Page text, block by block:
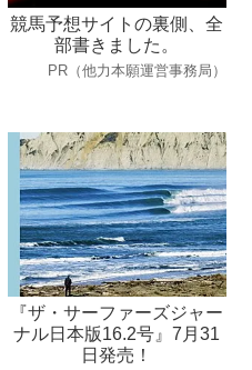
競馬予想サイトの裏側、全
部書きました。
PR（他力本願運営事務局）
『ザ・サーファーズジャー
ナル日本版16.2号』7月31
日発売！